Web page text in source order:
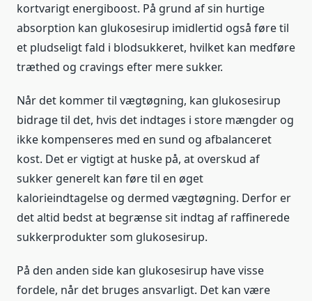
kortvarigt energiboost. På grund af sin hurtige
absorption kan glukosesirup imidlertid også føre til
et pludseligt fald i blodsukkeret, hvilket kan medføre
træthed og cravings efter mere sukker.
Når det kommer til vægtøgning, kan glukosesirup
bidrage til det, hvis det indtages i store mængder og
ikke kompenseres med en sund og afbalanceret
kost. Det er vigtigt at huske på, at overskud af
sukker generelt kan føre til en øget
kalorieindtagelse og dermed vægtøgning. Derfor er
det altid bedst at begrænse sit indtag af raffinerede
sukkerprodukter som glukosesirup.
På den anden side kan glukosesirup have visse
fordele, når det bruges ansvarligt. Det kan være